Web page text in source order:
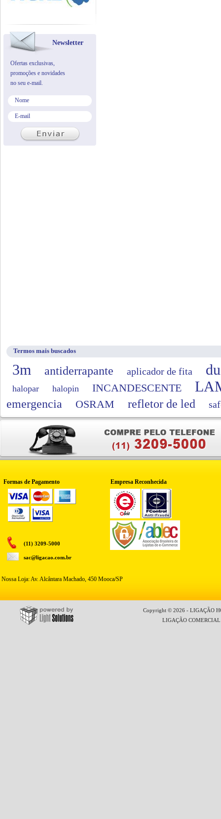
Newsletter
Ofertas exclusivas,
promoções e novidades
no seu e-mail.
Termos mais buscados
3m antiderrapante aplicador de fita
halopar halopin INCANDESCENTE
emergencia OSRAM refletor de led
Formas de Pagamento Empresa Reconhecida
(11) 3209-5000
sac@ligacao.com.br
Nossa Loja: Av. Alcântara Machado, 450 Mooca/SP
Copyright © 2026 - LIGAÇÃO
LIGAÇÃO